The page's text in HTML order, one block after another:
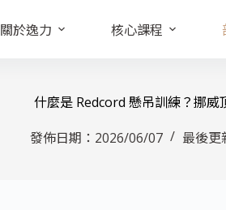
關於逸力 核心課程
什麼是 Redcord 懸吊訓練？挪威
發佈日期： 2026/06/07 最後更